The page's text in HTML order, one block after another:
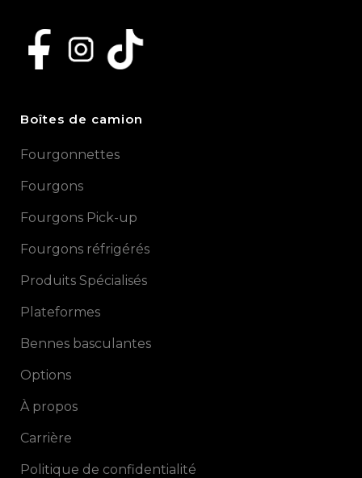
Boîtes de camion
Fourgonnettes
Fourgons
Fourgons Pick-up
Fourgons réfrigérés
Produits Spécialisés
Plateformes
Bennes basculantes
Options
À propos
Carrière
Politique de confidentialité